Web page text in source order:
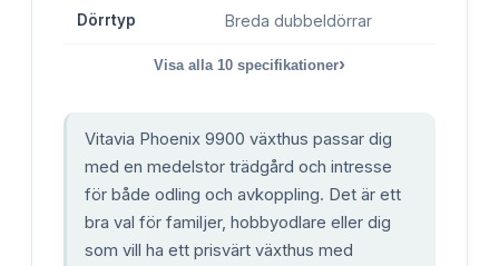
Dörrtyp Breda dubbeldörrar
Visa alla 10 specifikationer›
Vitavia Phoenix 9900 växthus passar dig
med en medelstor trädgård och intresse
för både odling och avkoppling. Det är ett
bra val för familjer, hobbyodlare eller dig
som vill ha ett prisvärt växthus med